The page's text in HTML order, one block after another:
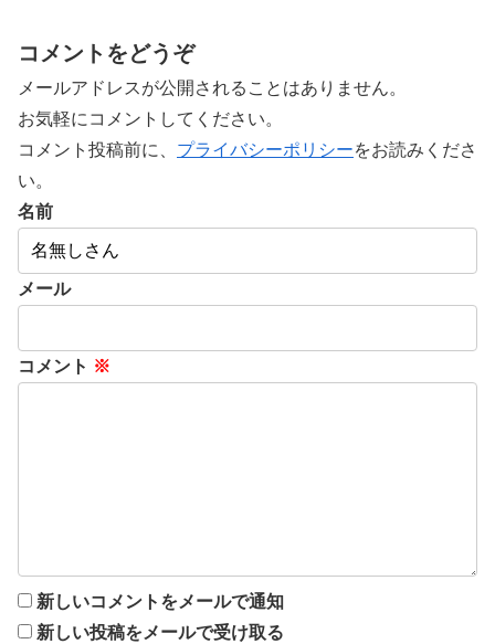
コメントをどうぞ
メールアドレスが公開されることはありません。
お気軽にコメントしてください。
コメント投稿前に、 プライバシーポリシーをお読みくださ
い。
名前
メール
コメント ※
新しいコメントをメールで通知
新しい投稿をメールで受け取る